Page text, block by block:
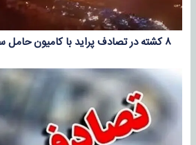
۸ کشته در تصادف پراید با کامیون حامل سوخت قاچاق + فیلم